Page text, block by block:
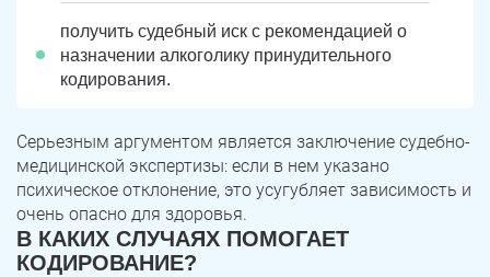
получить судебный иск с рекомендацией о
назначении алкоголику принудительного
кодирования.
Серьезным аргументом является заключение судебно-
медицинской экспертизы: если в нем указано
психическое отклонение, это усугубляет зависимость и
очень опасно для здоровья.
В КАКИХ СЛУЧАЯХ ПОМОГАЕТ
КОДИРОВАНИЕ?